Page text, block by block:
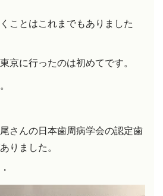
ことはこれまでもありました
京に行ったのは初めてです。
さんの日本歯周病学会の認定歯
りました。